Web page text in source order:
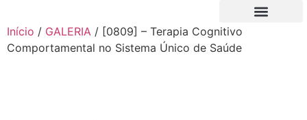
Início / GALERIA / [0809] – Terapia Cognitivo
Comportamental no Sistema Único de Saúde